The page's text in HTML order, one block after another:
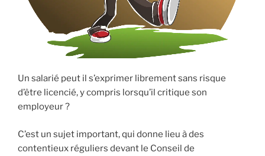
Un salarié peut il s’exprimer librement sans risque
d’être licencié, y compris lorsqu’il critique son
employeur ?
C’est un sujet important, qui donne lieu à des
contentieux réguliers devant le Conseil de